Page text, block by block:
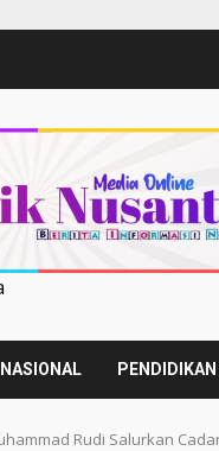
NASIONAL PENDIDIKAN
Rudi Salurkan